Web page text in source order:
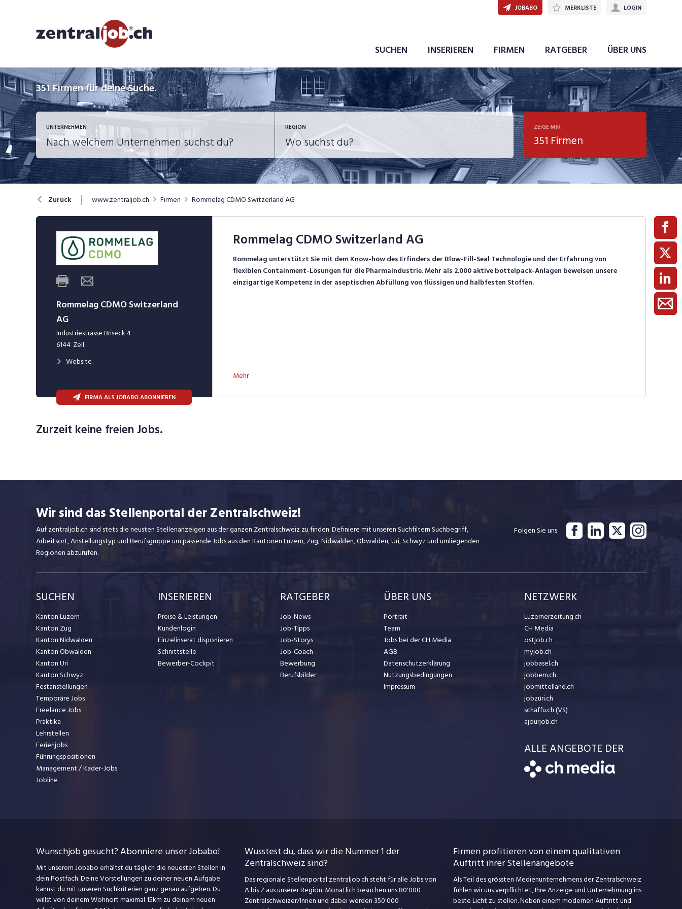
SUCHEN INSERIEREN FIRMEN RATGEBER ÜBER UNS
JOBABO MERKLISTE LOGIN
351Firmen für deine Suche.
UNTERNEHMEN REGION ZEIGE MIR
351 Firmen
Zurück www.zentraljob.ch Firmen Rommelag CDMO Switzerland AG
Rommelag CDMO Switzerland
AG
Industriestrasse Briseck 4
6144 Zell
Website
FIRMA ALS JOBABO ABONNIEREN
Rommelag CDMO Switzerland AG
Rommelag unterstützt Sie mit dem Know-how des Erfinders der Blow-Fill-Seal Technologie und der Erfahrung von
flexiblen Containment-Lösungen für die Pharmaindustrie. Mehr als 2.000 aktive bottelpack-Anlagen beweisen unsere
einzigartige Kompetenz in der aseptischen Abfüllung von flüssigen und halbfesten Stoffen.
Mehr
Zurzeit keine freien Jobs.
Wir sind das Stellenportal der Zentralschweiz!
Auf zentraljob.ch sind stets die neusten Stellenanzeigen aus der ganzen Zentralschweiz zu finden. Definiere mit unseren Suchfiltern Suchbegriff,
Arbeitsort, Anstellungstyp und Berufsgruppe um passende Jobs aus den Kantonen Luzern, Zug, Nidwalden, Obwalden, Uri, Schwyz und umliegenden
Regionen abzurufen.
Folgen Sie uns
SUCHEN
Kanton Luzern
Kanton Zug
Kanton Nidwalden
Kanton Obwalden
Kanton Uri
Kanton Schwyz
Festanstellungen
Temporäre Jobs
Freelance Jobs
Praktika
Lehrstellen
Ferienjobs
Führungspositionen
Management / Kader-Jobs
Jobline
INSERIEREN
Preise & Leistungen
Kundenlogin
Einzelinserat disponieren
Schnittstelle
Bewerber-Cockpit
RATGEBER
Job-News
Job-Tipps
Job-Storys
Job-Coach
Bewerbung
Berufsbilder
ÜBER UNS
Portrait
Team
Jobs bei der CH Media
AGB
Datenschutzerklärung
Nutzungsbedingungen
Impressum
NETZWERK
Luzernerzeitung.ch
CH Media
ostjob.ch
myjob.ch
jobbasel.ch
jobbern.ch
jobmittelland.ch
jobzüri.ch
schaffu.ch (VS)
ajourjob.ch
ALLE ANGEBOTE DER
Wunschjob gesucht? Abonniere unser Jobabo!
Mit unserem Jobabo erhältst du täglich die neuesten Stellen in
dein Postfach. Deine Vorstellungen zu deiner neuen Aufgabe
kannst du mit unseren Suchkriterien ganz genau aufgeben. Du
willst von deinem Wohnort maximal 15km zu deinem neuen
Wusstest du, dass wir die Nummer 1 der
Zentralschweiz sind?
Das regionale Stellenportal zentraljob.ch steht für alle Jobs von
A bis Z aus unserer Region. Monatlich besuchen uns 80'000
Zentralschweizer/Innen und dabei werden 350'000
Firmen profitieren von einem qualitativen
Auftritt ihrer Stellenangebote
Als Teil des grössten Medienunternehmens der Zentralschweiz
fühlen wir uns verpflichtet, Ihre Anzeige und Unternehmung ins
beste Licht zu stellen. Neben einem modernen Auftritt und